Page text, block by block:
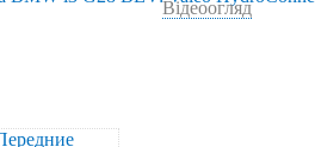
Відеоогляд